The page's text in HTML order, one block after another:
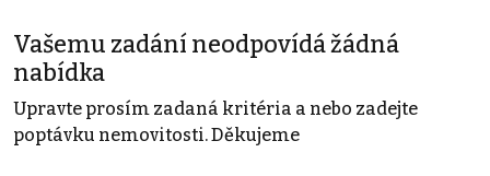
Vašemu zadání neodpovídá žádná
nabídka
Upravte prosím zadaná kritéria a nebo zadejte
poptávku nemovitosti. Děkujeme